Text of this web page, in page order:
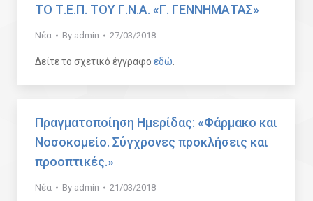
ΤΟ Τ.Ε.Π. ΤΟΥ Γ.Ν.Α. «Γ. ΓΕΝΝΗΜΑΤΑΣ»
Νέα By admin 27/03/2018
Δείτε το σχετικό έγγραφο εδώ
Πραγματοποίηση Ημερίδας: «Φάρμακο και
Νοσοκομείο. Σύγχρονες προκλήσεις και
προοπτικές.»
Νέα By admin 21/03/2018